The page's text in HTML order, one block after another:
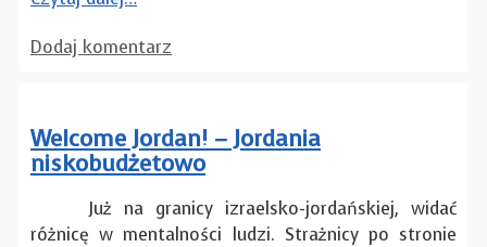
Dodaj komentarz
Welcome Jordan! – Jordania
niskobudżetowo
Już na granicy izraelsko-jordańskiej, widać
różnicę w mentalności ludzi. Strażnicy po stronie